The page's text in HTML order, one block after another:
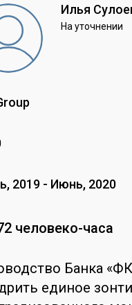
Илья
На уточнении
2019 - Июнь, 2020
человеко-часа
Банка
единое